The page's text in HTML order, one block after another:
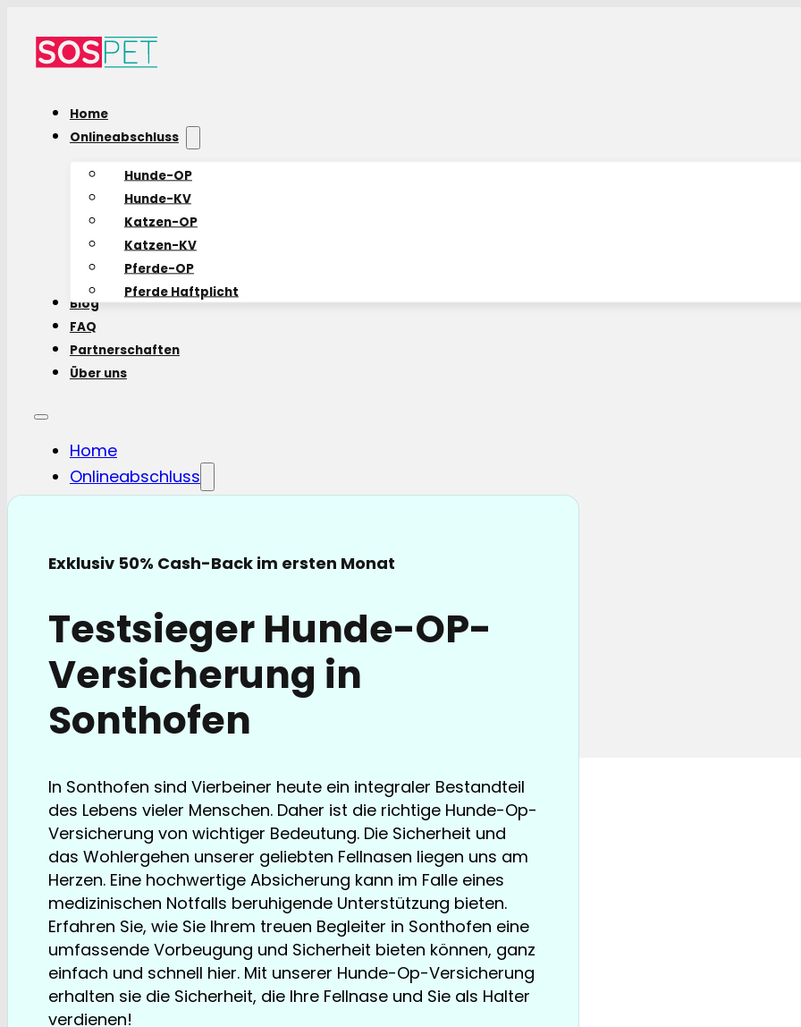
Home
Onlineabschluss
Hunde-OP
Hunde-KV
Katzen-OP
Katzen-KV
Pferde-OP
Pferde Haftplicht
Blog
FAQ
Partnerschaften
Über uns
Home
Onlineabschluss
Hunde-OP
Katzen-KV
Pferde Haftplicht
Blog
FAQ
Partnerschaften
Über uns
Exklusiv 50% Cash-Back im ersten Monat
Testsieger Hunde-OP-
Versicherung in
Sonthofen
In Sonthofen sind Vierbeiner heute ein integraler Bestandteil
des Lebens vieler Menschen. Daher ist die richtige Hunde-Op-
Versicherung von wichtiger Bedeutung. Die Sicherheit und
das Wohlergehen unserer geliebten Fellnasen liegen uns am
Herzen. Eine hochwertige Absicherung kann im Falle eines
medizinischen Notfalls beruhigende Unterstützung bieten.
Erfahren Sie, wie Sie Ihrem treuen Begleiter in Sonthofen eine
umfassende Vorbeugung und Sicherheit bieten können, ganz
einfach und schnell hier. Mit unserer Hunde-Op-Versicherung
erhalten sie die Sicherheit, die Ihre Fellnase und Sie als Halter
verdienen!